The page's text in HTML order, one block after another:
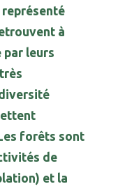
représenté
à
par leurs
forêts sont
de
et la